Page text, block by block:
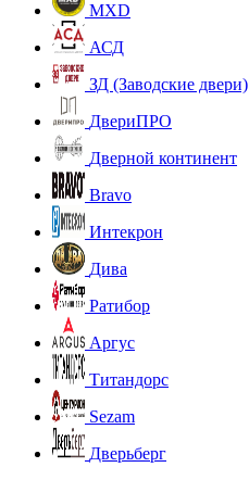
MXD
АСД
ЗД (Заводские двери)
ДвериПРО
Дверной континент
Bravo
Интекрон
Дива
Ратибор
Аргус
Титандорс
Sezam
Дверьберг